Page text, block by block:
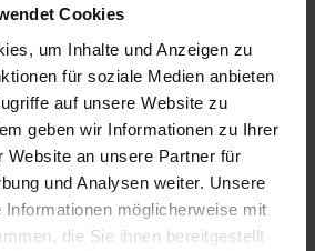
Cookies
um Inhalte und Anzeigen zu
für soziale Medien anbieten
auf unsere Website zu
geben wir Informationen zu Ihrer
Website an unsere Partner für
und Analysen weiter. Unsere
Informationen möglicherweise mit
die Sie ihnen bereitgestellt
Teil der zahnärztlichen
Kooperationen mit Aligner-Startups
von BZÄK und KZBV
Bundesgerichtshofs: GOÄ und GOZ –
Preisrecht auch für juristische